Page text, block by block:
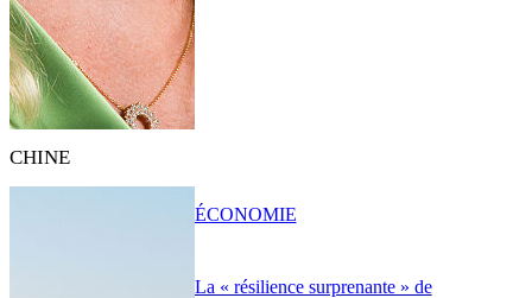
CHINE
La « résilience surprenante » de
ÉCONOMIE